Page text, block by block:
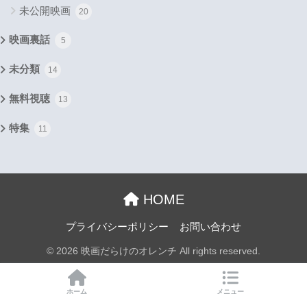
未公開映画 20
映画裏話 5
未分類 14
無料視聴 13
特集 11
HOME
プライバシーポリシー お問い合わせ
© 2026 映画だらけのオレンチ All rights reserved.
ホーム メニュー